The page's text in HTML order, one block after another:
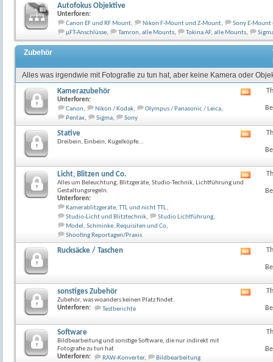
Autofokus Objektive
Unterforen:
Canon EF und RF Mount, Nikon F-Mount und Z-Mount,
Sony E-
µFT-Anschlüsse, Tamron, alle Mounts, Tokina AF, alle Mounts,
Zubehör
Alles was irgendwie mit Fotografie zu tun hat, aber keine Kamera oder
Kamerazubehör
Unterforen:
Canon, Nikon / Kodak, Olympus / Panasonic / Leica,
Pentax, Sigma, Sony
dieses
Stative
Dreibein, Einbein, Kugelköpfe...
dieses
Licht, Blitzen und Co.
Alles um Beleuchtung, Blitzgeräte, Studio-Technik, Lichtführung und
Gestaltungsregeln.
Unterforen:
Kamerablitzgeräte, TTL und nicht TTL,
Studio-Licht und Blitztechnik, Studio Lichtführung,
Model, Schminke, Requisiten und Co,
Shooting Reportagen/Praxis
dieses
Rucksäcke / Taschen
dieses
sonstiges Zubehör
Zubehör, was woanders keinen Platz findet.
Unterforen:
Testberichte
dieses
Software
Bildbearbeitung und sonstige Software, die nur indirekt mit
Fotografie zu tun hat
Unterforen:
RAW-Konverter, Bildbearbeitung